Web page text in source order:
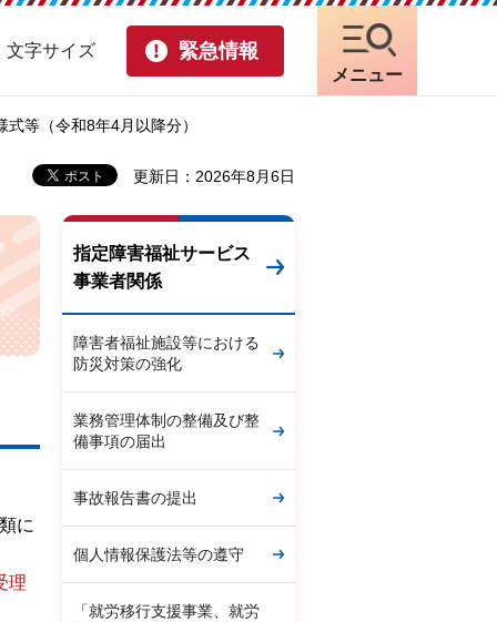
文字サイズ 緊急情報
メニュー
等（令和8年4月以降分）
更新日：2026年8月6日
に
理
指定障害福祉サービス
事業者関係
障害者福祉施設等における
防災対策の強化
業務管理体制の整備及び整
備事項の届出
事故報告書の提出
個人情報保護法等の遵守
「就労移行支援事業、就労